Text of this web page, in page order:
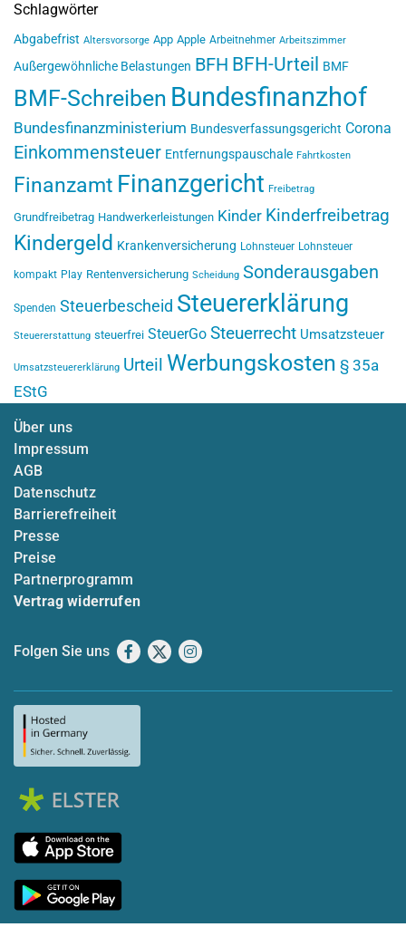
Schlagwörter
Abgabefrist Altersvorsorge App Apple Arbeitnehmer Arbeitszimmer
Außergewöhnliche Belastungen BFH BFH-Urteil BMF
BMF-Schreiben Bundesfinanzhof
Bundesfinanzministerium Bundesverfassungsgericht Corona
Einkommensteuer Entfernungspauschale Fahrtkosten
Finanzamt Finanzgericht Freibetrag
Grundfreibetrag Handwerkerleistungen Kinder Kinderfreibetrag
Kindergeld Krankenversicherung Lohnsteuer Lohnsteuer
kompakt Play Rentenversicherung Scheidung Sonderausgaben
Spenden Steuerbescheid Steuererklärung
Steuererstattung steuerfrei SteuerGo Steuerrecht Umsatzsteuer
Umsatzsteuererklärung Urteil Werbungskosten § 35a
EStG
Über uns
Impressum
AGB
Datenschutz
Barrierefreiheit
Presse
Preise
Partnerprogramm
Vertrag widerrufen
Folgen Sie uns Facebook
X Instagram